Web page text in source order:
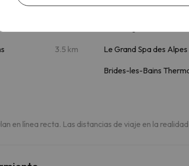
3.5 km
Lugares de
Le Grand Spa des Alpes
Brides-les-Bains
en línea recta. Las distancias de viaje en la